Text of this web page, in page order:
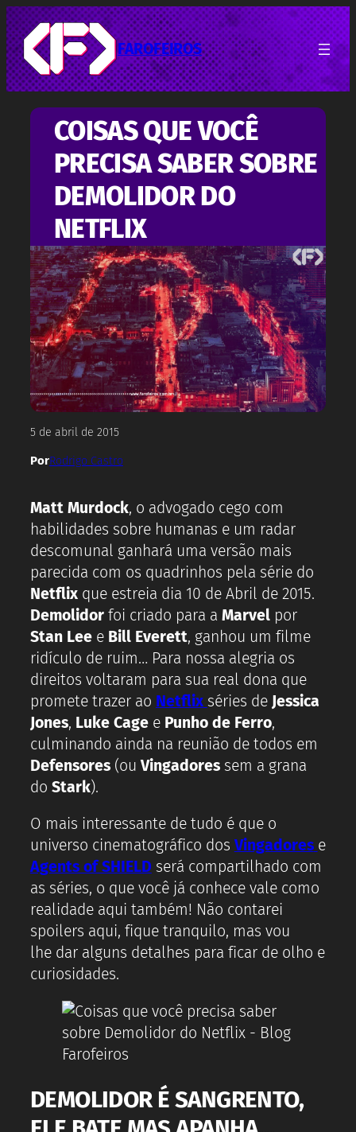
Pular
para
o
conteúdo
FAROFEIROS
COISAS QUE VOCÊ
PRECISA SABER SOBRE
DEMOLIDOR DO
NETFLIX
5 de abril de 2015
PorRodrigo Castro
Matt Murdock, o advogado cego com
habilidades sobre humanas e um radar
descomunal ganhará uma versão mais
parecida com os quadrinhos pela série do
Netflixque estreia dia 10 de Abril de 2015.
Demolidorfoi criado para a Marvelpor
Stan Leee Bill Everett, ganhou um filme
ridículo de ruim… Para nossa alegria os
direitos voltaram para sua real dona que
promete trazer ao Netflix séries de Jessica
Jones, Luke Cagee Punho de Ferro,
culminando ainda na reunião de todos em
Defensores(ouVingadoressem a grana
do Stark).
O mais interessante de tudo é que o
universo cinematográfico dos Vingadores e
Agents of SHIELD será compartilhado com
as séries, o que você já conhece vale como
realidade aqui também! Não contarei
spoilers aqui, fique tranquilo, mas vou
lhe dar alguns detalhes para ficar de olho e
curiosidades.
DEMOLIDOR É SANGRENTO,